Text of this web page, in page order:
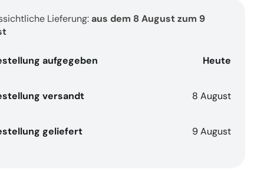
Wohlbefinden
-
ml
Lieferung: aus dem 8 August zum 9
aufgegeben Heute
versandt 8 August
geliefert 9 August